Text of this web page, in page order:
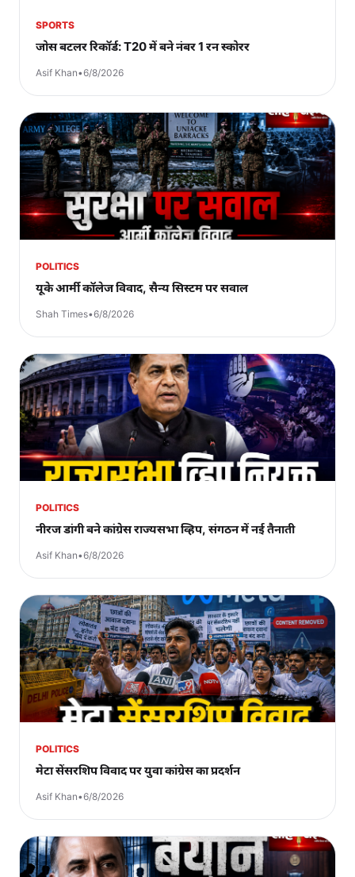
SPORTS
जोस बटलर रिकॉर्ड: T20 में बने नंबर 1 रन स्कोरर
Asif Khan•6/8/2026
POLITICS
यूके आर्मी कॉलेज विवाद, सैन्य सिस्टम पर सवाल
Shah Times•6/8/2026
POLITICS
नीरज डांगी बने कांग्रेस राज्यसभा व्हिप, संगठन में नई तैनाती
Asif Khan•6/8/2026
POLITICS
मेटा सेंसरशिप विवाद पर युवा कांग्रेस का प्रदर्शन
Asif Khan•6/8/2026